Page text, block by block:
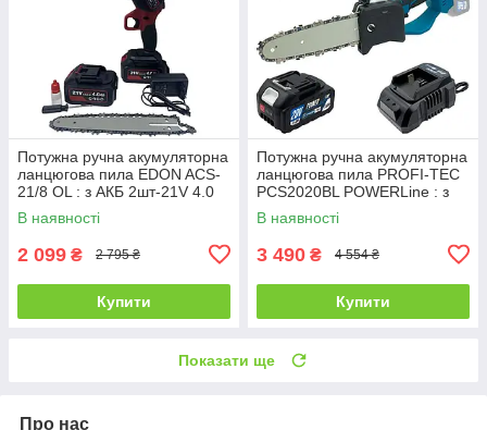
Потужна ручна акумуляторна
ланцюгова пила EDON ACS-
21/8 OL : з АКБ 2шт-21V 4.0
Аh,2 шини 15/20см
В наявності
2 099 ₴ 2 795 ₴
Купити
Потужна ручна акумуляторна
ланцюгова пила PROFI-TEC
PCS2020BL POWERLine : з
АКБ 20V 4.0 Аh, шина 20 см
В наявності
3 490 ₴ 4 554 ₴
Купити
Показати ще
Про нас